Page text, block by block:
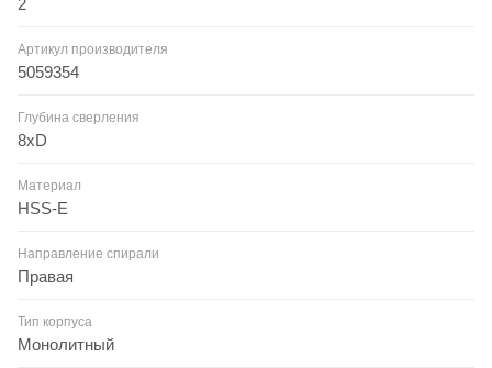
2
Артикул производителя
5059354
Глубина сверления
8xD
Материал
HSS-E
Направление спирали
Правая
Тип корпуса
Монолитный